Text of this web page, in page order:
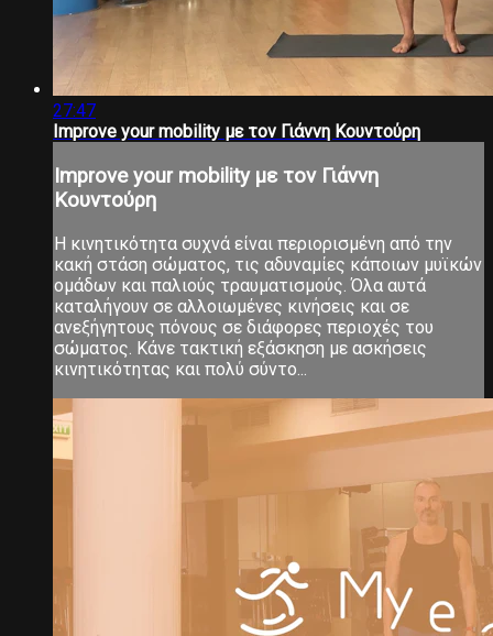
27:47
Improve your mobility με τον Γιάννη Κουντούρη
Improve your mobility με τον Γιάννη
Κουντούρη
Η κινητικότητα συχνά είναι περιορισμένη από την
κακή στάση σώματος, τις αδυναμίες κάποιων μυϊκών
ομάδων και παλιούς τραυματισμούς. Όλα αυτά
καταλήγουν σε αλλοιωμένες κινήσεις και σε
ανεξήγητους πόνους σε διάφορες περιοχές του
σώματος. Κάνε τακτική εξάσκηση με ασκήσεις
κινητικότητας και πολύ σύντο...